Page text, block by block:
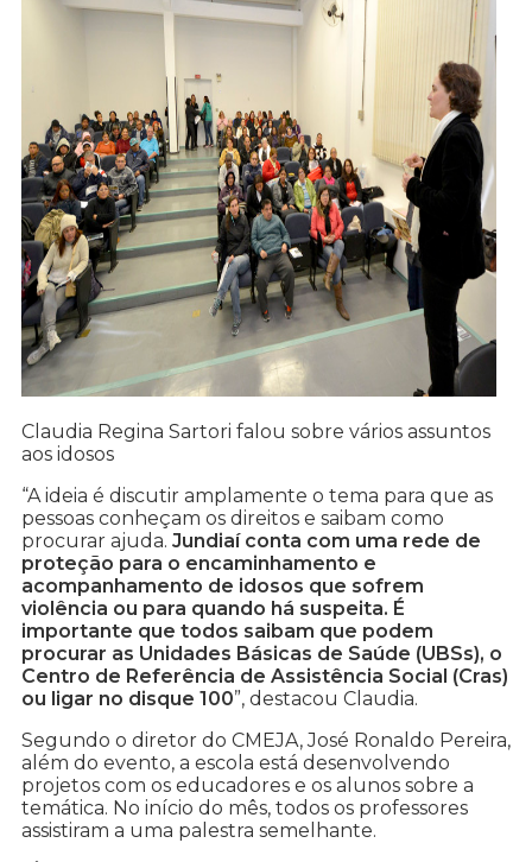
Claudia Regina Sartori falou sobre vários assuntos
aos idosos
“A ideia é discutir amplamente o tema para que as
pessoas conheçam os direitos e saibam como
procurar ajuda. Jundiaí conta com uma rede de
proteção para o encaminhamento e
acompanhamento de idosos que sofrem
violência ou para quando há suspeita. É
importante que todos saibam que podem
procurar as Unidades Básicas de Saúde (UBSs), o
Centro de Referência de Assistência Social (Cras)
ou ligar no disque 100”, destacou Claudia.
Segundo o diretor do CMEJA, José Ronaldo Pereira,
além do evento, a escola está desenvolvendo
projetos com os educadores e os alunos sobre a
temática. No início do mês, todos os professores
assistiram a uma palestra semelhante.